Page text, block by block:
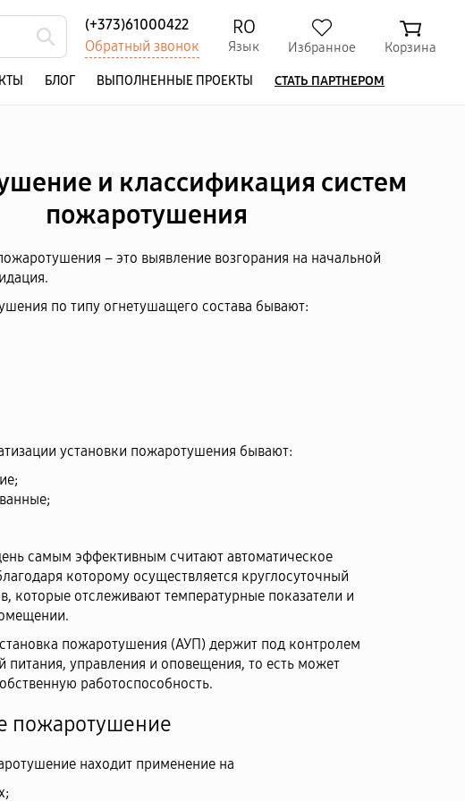
(+373)61000422
Обратный звонок
RO
Язык Избранное Корзина
БЛОГ ВЫПОЛНЕННЫЕ ПРОЕКТЫ СТАТЬ ПАРТНЕРОМ
и классификация систем
пожаротушения
– это выявление возгорания на начальной
по типу огнетушащего состава бывают:
установки пожаротушения бывают:
самым эффективным считают автоматическое
которому осуществляется круглосуточный
которые отслеживают температурные показатели и
пожаротушения (АУП) держит под контролем
питания, управления и оповещения, то есть может
работоспособность.
пожаротушение
находит применение на